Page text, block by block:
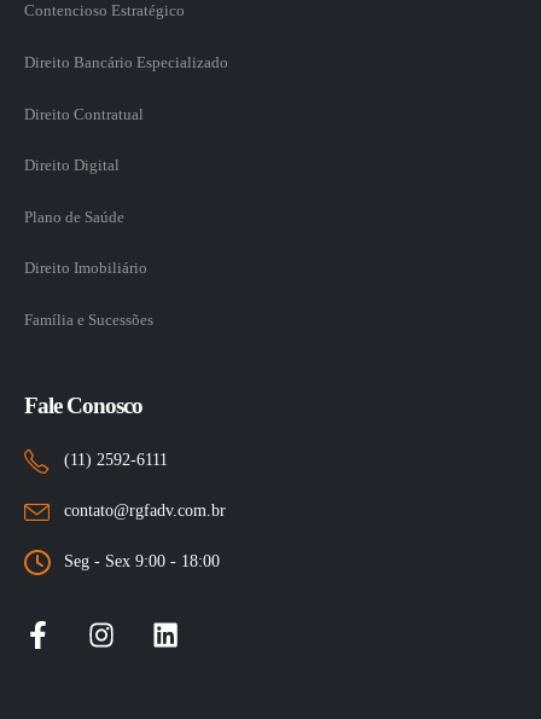
Contencioso Estratégico
Direito Bancário Especializado
Direito Contratual
Direito Digital
Plano de Saúde
Direito Imobiliário
Família e Sucessões
Fale Conosco
(11) 2592-6111
contato@rgfadv.com.br
Seg - Sex 9:00 - 18:00